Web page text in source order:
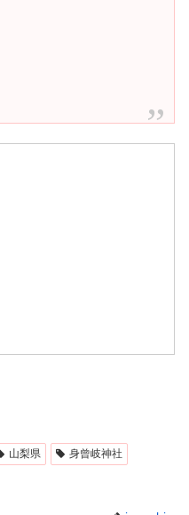
山梨県
身曾岐神社